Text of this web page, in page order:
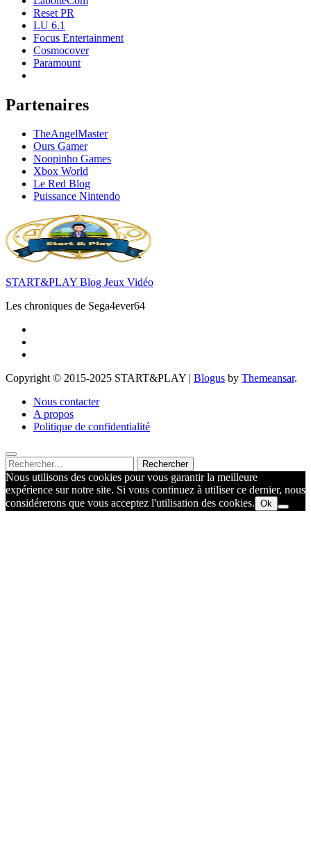
Reset PR
LU 6.1
Focus Entertainment
Cosmocover
Paramount
Partenaires
TheAngelMaster
Ours Gamer
Noopinho Games
Xbox World
Le Red Blog
Puissance Nintendo
START&PLAY Blog Jeux Vidéo
Les chroniques de Sega4ever64
Copyright © 2015-2025 START&PLAY | Blogus by Themeansar.
Nous contacter
A propos
Politique de confidentialité
Rechercher :
Nous utilisons des cookies pour vous garantir la meilleure
expérience sur notre site. Si vous continuez à utiliser ce dernier, nous
considérerons que vous acceptez l'utilisation des cookies. Ok